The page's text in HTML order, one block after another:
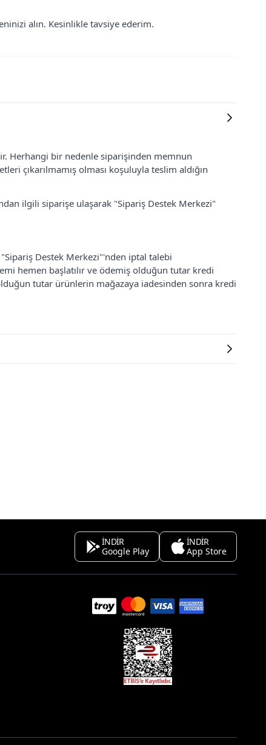
alın. Kesinlikle tavsiye ederim.
Herhangi bir nedenle siparişinden memnun
çıkarılmamış olması koşuluyla teslim aldığın
ilgili siparişe ulaşarak "Sipariş Destek Merkezi"
Destek Merkezi"'nden iptal talebi
hemen başlatılır ve ödemiş olduğun tutar kredi
tutar ürünlerin mağazaya iadesinden sonra kredi
İNDİR
Google Play
İNDİR
App Store